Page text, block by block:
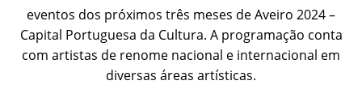
eventos dos próximos três meses de Aveiro 2024 –
Capital Portuguesa da Cultura. A programação conta
com artistas de renome nacional e internacional em
diversas áreas artísticas.